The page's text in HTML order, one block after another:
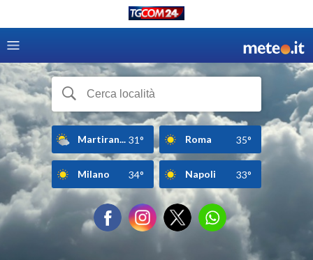
Martiran... 31° Roma 35°
Milano 34° Napoli 33°